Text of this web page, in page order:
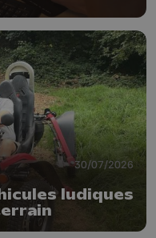
30/07/2026
ludiques